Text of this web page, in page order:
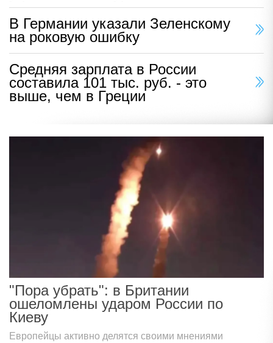
В Германии указали Зеленскому
на роковую ошибку
Средняя зарплата в России
составила 101 тыс. руб. - это
выше, чем в Греции
"Пора убрать": в Британии
ошеломлены ударом России по
Киеву
Европейцы активно делятся своими мнениями